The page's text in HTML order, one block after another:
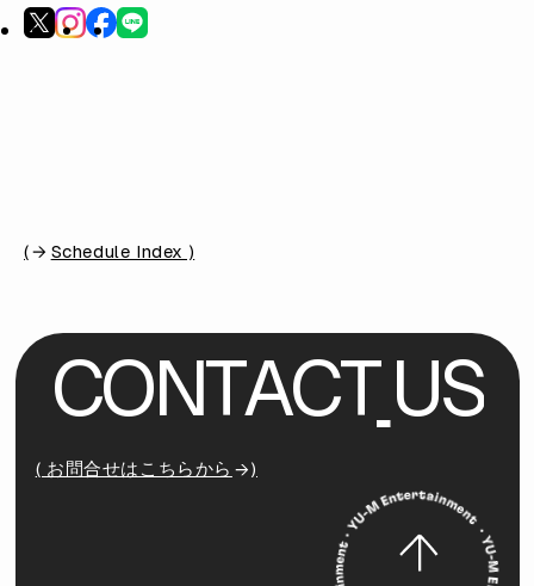
( Schedule Index )
CONTACT US
( お問合せはこちらから )